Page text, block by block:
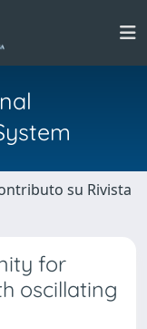
su Rivista
for
oscillating